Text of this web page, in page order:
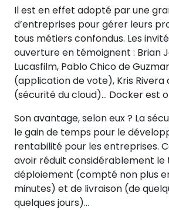
Il est en effet adopté par une
d’entreprises pour gérer leurs
tous métiers confondus. Les
ouverture en témoignent : Brian
Lucasfilm, Pablo Chico de
(application de vote), Kris Rivera
(sécurité du cloud)… Docker est
Son avantage, selon eux ? La
le gain de temps pour le
rentabilité pour les entreprises.
avoir réduit considérablement le
déploiement (compté non plus
minutes) et de livraison (de
quelques jours)…